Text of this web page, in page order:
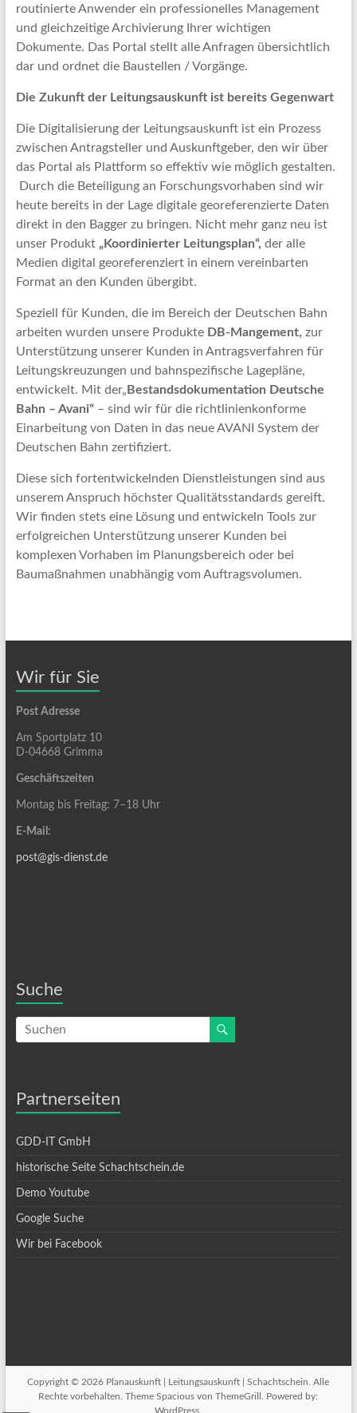
routinierte Anwender ein professionelles Management
und gleichzeitige Archivierung Ihrer wichtigen
Dokumente. Das Portal stellt alle Anfragen übersichtlich
dar und ordnet die Baustellen / Vorgänge.
Die Zukunft der Leitungsauskunft ist bereits Gegenwart
Die Digitalisierung der Leitungsauskunft ist ein Prozess
zwischen Antragsteller und Auskunftgeber, den wir über
das Portal als Plattform so effektiv wie möglich gestalten.
Durch die Beteiligung an Forschungsvorhaben sind wir
heute bereits in der Lage digitale georeferenzierte Daten
direkt in den Bagger zu bringen. Nicht mehr ganz neu ist
unser Produkt „Koordinierter Leitungsplan“, der alle
Medien digital georeferenziert in einem vereinbarten
Format an den Kunden übergibt.
Speziell für Kunden, die im Bereich der Deutschen Bahn
arbeiten wurden unsere Produkte DB-Mangement, zur
Unterstützung unserer Kunden in Antragsverfahren für
Leitungskreuzungen und bahnspezifische Lagepläne,
entwickelt. Mit der„ Bestandsdokumentation Deutsche
Bahn – Avani“– sind wir für die richtlinienkonforme
Einarbeitung von Daten in das neue AVANI System der
Deutschen Bahn zertifiziert.
Diese sich fortentwickelnden Dienstleistungen sind aus
unserem Anspruch höchster Qualitätsstandards gereift.
Wir finden stets eine Lösung und entwickeln Tools zur
erfolgreichen Unterstützung unserer Kunden bei
komplexen Vorhaben im Planungsbereich oder bei
Baumaßnahmen unabhängig vom Auftragsvolumen.
Wir für Sie
Post Adresse
Am Sportplatz 10
D-04668 Grimma
Geschäftszeiten
Montag bis Freitag: 7–18 Uhr
E-Mail:
post@gis-dienst.de
Suche
Partnerseiten
GDD-IT GmbH
historische Seite Schachtschein.de
Demo Youtube
Google Suche
Wir bei Facebook
Copyright © 2026 Planauskunft | Leitungsauskunft | Schachtschein . Alle
Rechte vorbehalten. ThemeSpacious von ThemeGrill. Powered by:
WordPress